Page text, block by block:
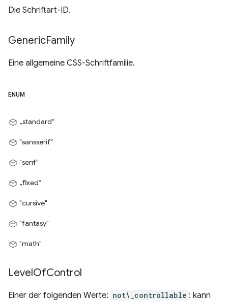
Die Schriftart-ID.
GenericFamily
Eine allgemeine CSS-Schriftfamilie.
ENUM
„standard“
"sansserif"
"serif"
„fixed“
"cursive"
"fantasy"
"math"
LevelOfControl
Einer der folgenden Werte: not\_controllable : kann